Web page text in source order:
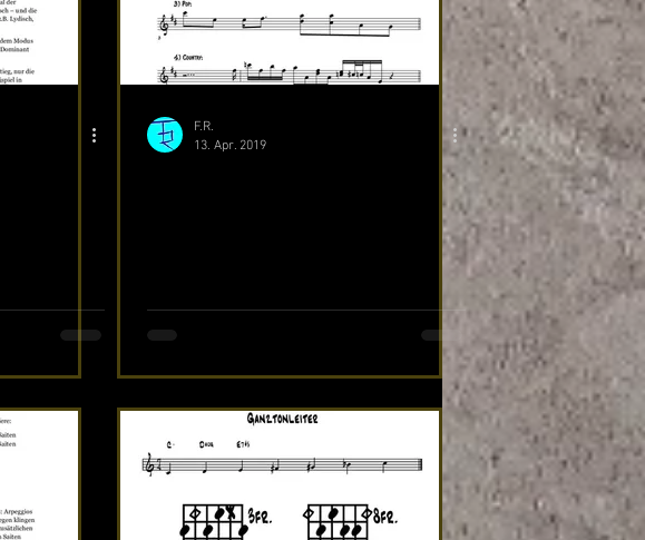
F.R.
13. Apr. 2019